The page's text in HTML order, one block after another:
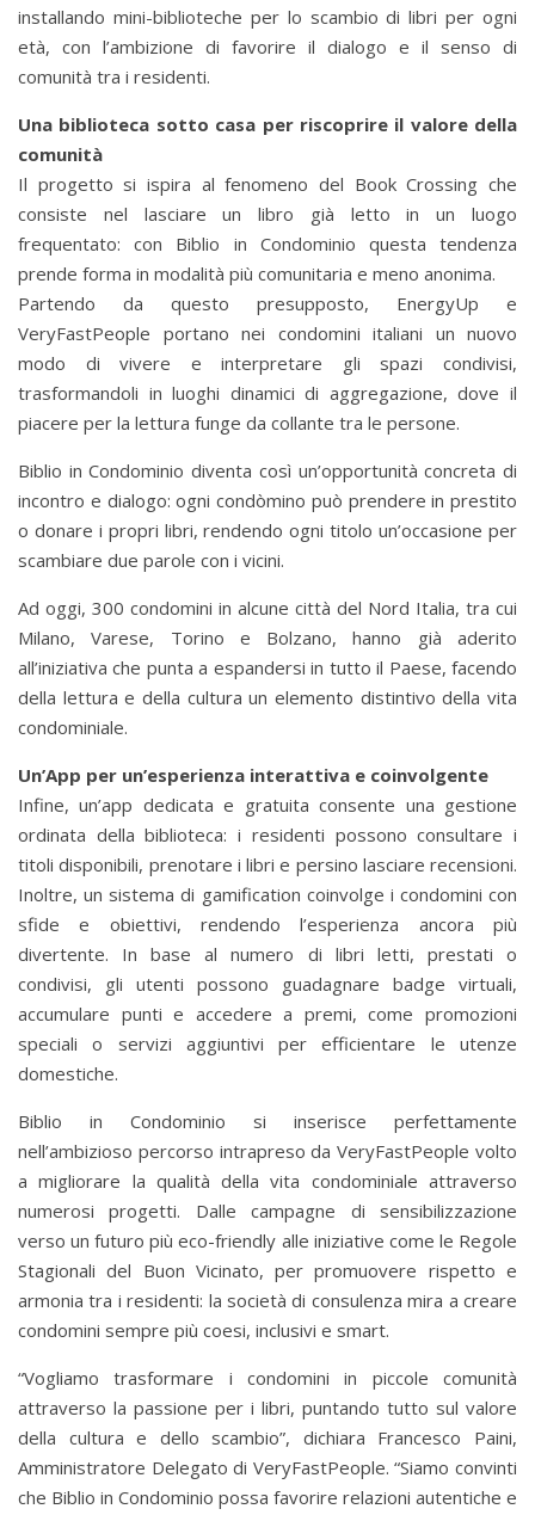
installando mini-biblioteche per lo scambio di libri per ogni
età, con l’ambizione di favorire il dialogo e il senso di
comunità tra i residenti.
Una biblioteca sotto casa per riscoprire il valore della
comunità
Il progetto si ispira al fenomeno del Book Crossing che
consiste nel lasciare un libro già letto in un luogo
frequentato: con Biblio in Condominio questa tendenza
prende forma in modalità più comunitaria e meno anonima.
Partendo da questo presupposto, EnergyUp e
VeryFastPeople portano nei condomini italiani un nuovo
modo di vivere e interpretare gli spazi condivisi,
trasformandoli in luoghi dinamici di aggregazione, dove il
piacere per la lettura funge da collante tra le persone.
Biblio in Condominio diventa così un’opportunità concreta di
incontro e dialogo: ogni condòmino può prendere in prestito
o donare i propri libri, rendendo ogni titolo un’occasione per
scambiare due parole con i vicini.
Ad oggi, 300 condomini in alcune città del Nord Italia, tra cui
Milano, Varese, Torino e Bolzano, hanno già aderito
all’iniziativa che punta a espandersi in tutto il Paese, facendo
della lettura e della cultura un elemento distintivo della vita
condominiale.
Un’App per un’esperienza interattiva e coinvolgente
Infine, un’app dedicata e gratuita consente una gestione
ordinata della biblioteca: i residenti possono consultare i
titoli disponibili, prenotare i libri e persino lasciare recensioni.
Inoltre, un sistema di gamification coinvolge i condomini con
sfide e obiettivi, rendendo l’esperienza ancora più
divertente. In base al numero di libri letti, prestati o
condivisi, gli utenti possono guadagnare badge virtuali,
accumulare punti e accedere a premi, come promozioni
speciali o servizi aggiuntivi per efficientare le utenze
domestiche.
Biblio in Condominio si inserisce perfettamente
nell’ambizioso percorso intrapreso da VeryFastPeople volto
a migliorare la qualità della vita condominiale attraverso
numerosi progetti. Dalle campagne di sensibilizzazione
verso un futuro più eco-friendly alle iniziative come le Regole
Stagionali del Buon Vicinato, per promuovere rispetto e
armonia tra i residenti: la società di consulenza mira a creare
condomini sempre più coesi, inclusivi e smart.
“Vogliamo trasformare i condomini in piccole comunità
attraverso la passione per i libri, puntando tutto sul valore
della cultura e dello scambio”, dichiara Francesco Paini,
Amministratore Delegato di VeryFastPeople. “Siamo convinti
che Biblio in Condominio possa favorire relazioni autentiche e